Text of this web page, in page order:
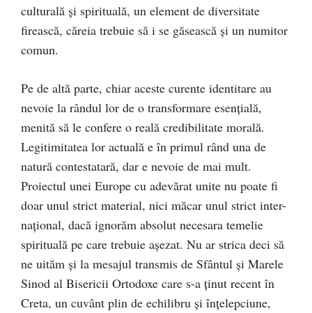
culturală şi spirituală, un element de diversitate
firească, căreia trebuie să i se găsească şi un numitor
comun.
Pe de altă parte, chiar aceste curente identitare au
nevoie la rândul lor de o transformare esenţială,
menită să le confere o reală credibilitate morală.
Legitimitatea lor actuală e în primul rând una de
natură contestatară, dar e nevoie de mai mult.
Proiectul unei Europe cu adevărat unite nu poate fi
doar unul strict material, nici măcar unul strict inter-
naţional, dacă ignorăm absolut necesara temelie
spirituală pe care trebuie aşezat. Nu ar strica deci să
ne uităm şi la mesajul transmis de Sfântul şi Marele
Sinod al Bisericii Ortodoxe care s-a ţinut recent în
Creta, un cuvânt plin de echilibru şi înţelepciune,